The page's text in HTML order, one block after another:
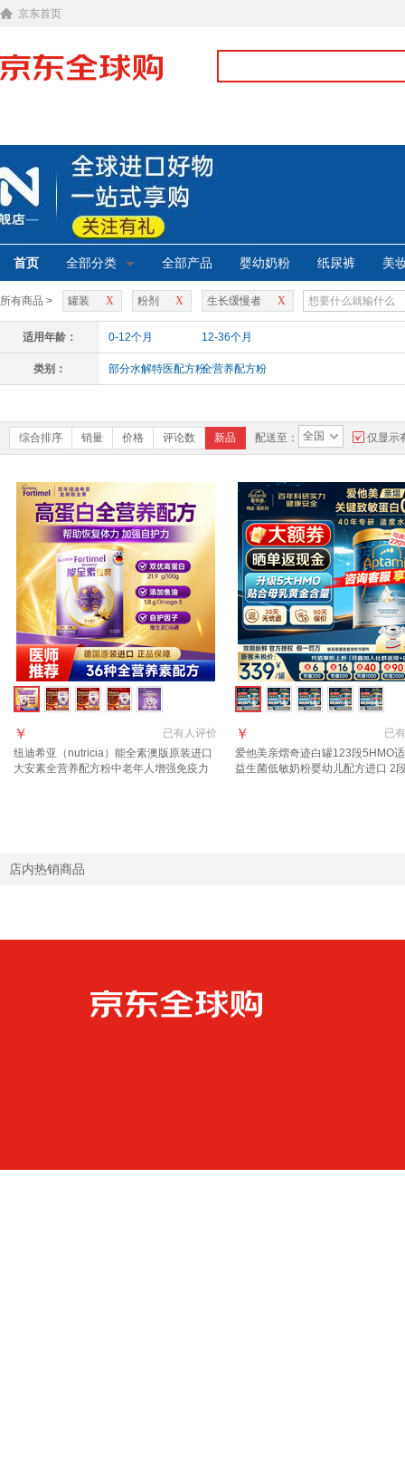
京东首页
首页 全部分类 全部产品 婴幼奶粉 纸尿裤 美
所有商品 > X
罐装 X
粉剂 X
生长缓慢者
适用年龄： 0-12个月 12-36个月
类别： 部分水解特医配方粉全营养配方粉
综合排序 销量 价格 评论数 新品 配送至： 全国 仅显示
已有人评价
￥
纽迪希亚（nutricia）能全素澳版原装进口
大安素全营养配方粉中老年人增强免疫力
已有
￥
爱他美亲熠奇迹白罐123段5HMO
益生菌低敏奶粉婴幼儿配方进口 2
店内热销商品